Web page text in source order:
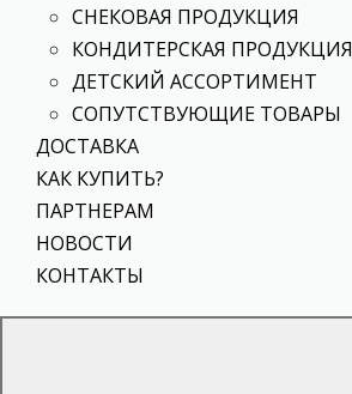
СНЕКОВАЯ ПРОДУКЦИЯ
КОНДИТЕРСКАЯ ПРОДУКЦИЯ
ДЕТСКИЙ АССОРТИМЕНТ
СОПУТСТВУЮЩИЕ ТОВАРЫ
ДОСТАВКА
КАК КУПИТЬ?
ПАРТНЕРАМ
НОВОСТИ
КОНТАКТЫ